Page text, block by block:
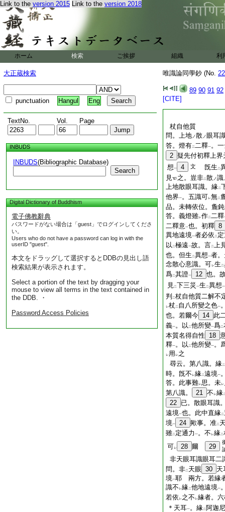
Link to the version 2015 Link to the version 2018
ホーム 検索 ご挨拶 組織 利
大正蔵検索
punctuation Hangul Eng
TextNo. Vol. Page
INBUDS
INBUDS(Bibliographic Database)
Search
Digital Dictionary of Buddhism
電子佛教辭典
パスワードがない場合は「guest」でログインしてくださ
い。
Users who do not have a password can log in with the
userID "guest".
本文をドラッグして選択するとDDBの見出し語
検索結果が表示されます。
Select a portion of the text by dragging your
mouse to view all terms in the text contained in
the DDB. ・
Password Access Policies
唯識論同學鈔 (No.
89 90 91 92
[CITE]
杖自他質
問。上地ノ散ノ 眼耳
答。燈有二二釋一。
2 疑先付初釋上界
想一 4 文 旣生 二
見
之。豈非二散ノ識
上地散眼耳識。緣二
他界一。五識可レ無二
品。未轉依位。麁
答。義燈雖レ作二二釋
二釋意一也。初釋 8
異地遠境一者必依 二
以 二極遠一故。言二上
也。但生 二異想一者
念散心意識。可レ生 二
爲二其證一 12 也。
見二下三災 一生 二異想一
判 二杖自他質二解不
レ杖二 自八所變之色一
也。若爾今 14 此
義一。以 二他所變一爲二
本質名得自性
18
釋一。以 二他所變一。
レ用 レ之
尋云。第八識。緣二
時。旣不 レ緣二遠境一
答。此事難レ思。未レ
第八識。
21 不 レ緣
22 已。散眼耳識
遠境一也。此中直緣二
境一 24 歟事。准二
雖二 定通力 一。不 レ緣二
可レ 28 爾 29
非天眼耳識眼耳二
問。非二 天眼 30 天
境一耶 兩方。若緣
識不 レ緣二他地遠境一
若依 レ之不 レ緣者。
＊天耳一。緣二 阿迦